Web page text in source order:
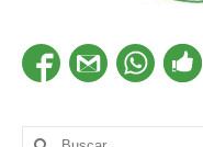
Buscar